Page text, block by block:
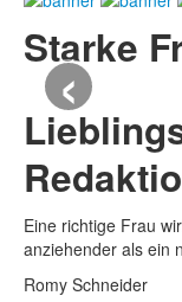
Starke
‹
Eine richtige Frau
anziehender als ein
Romy Schneider